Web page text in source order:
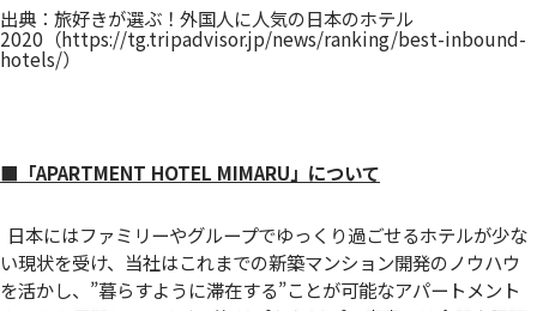
出典：旅好きが選ぶ！外国人に人気の日本のホテル
2020（https://tg.tripadvisor.jp/news/ranking/best-inbound-
hotels/）
■「APARTMENT HOTEL MIMARU」について
日本にはファミリーやグループでゆっくり過ごせるホテルが少な
い現状を受け、当社はこれまでの新築マンション開発のノウハウ
を活かし、”暮らすように滞在する”ことが可能なアパートメント